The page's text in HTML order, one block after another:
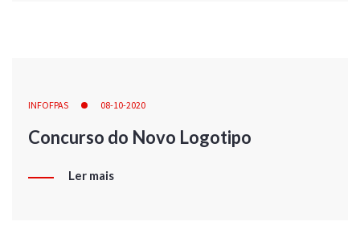
INFOFPAS 08-10-2020
Concurso do Novo Logotipo
Ler mais